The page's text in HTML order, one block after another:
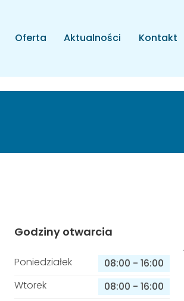
Oferta Aktualności Kontakt
Godziny otwarcia
Poniedziałek 08:00 - 16:00
Wtorek
08:00 - 16:00